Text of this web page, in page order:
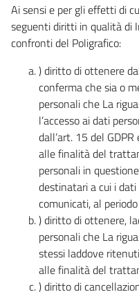
Ai sensi e per gli effetti di
seguenti diritti in qualità di
confronti del Poligrafico:
) diritto di ottenere
conferma che sia o
personali che La
l’accesso ai dati
dall’art. 15 del
alle finalità del
personali in
destinatari a cui i
comunicati, al
) diritto di ottenere,
personali che La
stessi laddove
alle finalità del
) diritto di